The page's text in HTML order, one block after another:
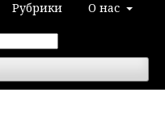
Рубрики О нас